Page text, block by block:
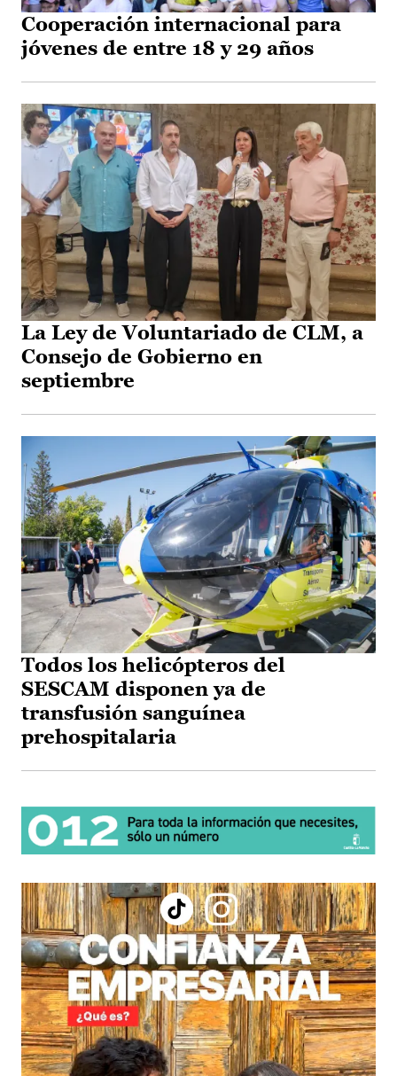
Cooperación internacional para
jóvenes de entre 18 y 29 años
La Ley de Voluntariado de CLM, a
Consejo de Gobierno en
septiembre
Todos los helicópteros del
SESCAM disponen ya de
transfusión sanguínea
prehospitalaria